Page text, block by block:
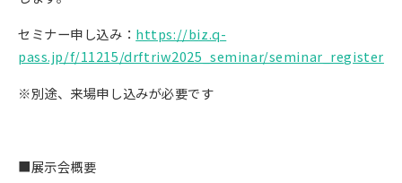
セミナー申し込み： https://biz.q-
pass.jp/f/11215/drftriw2025_seminar/seminar_register
※別途、来場申し込みが必要です
■展示会概要